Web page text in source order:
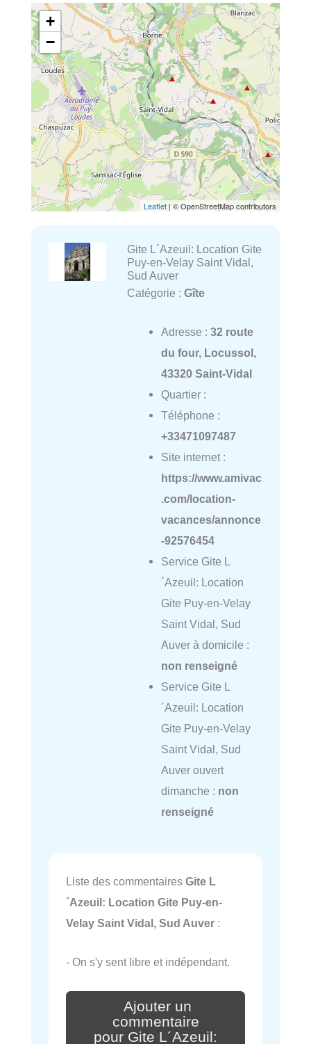
+
−
Leaflet | © OpenStreetMap contributors
Gite L´Azeuil: Location Gite
Puy-en-Velay Saint Vidal,
Sud Auver
Catégorie : Gîte
Adresse : 32 route
du four, Locussol,
43320 Saint-Vidal
Quartier :
Téléphone :
+33471097487
Site internet :
https://www.amivac
.com/location-
vacances/annonce
-92576454
Service Gite L
´Azeuil: Location
Gite Puy-en-Velay
Saint Vidal, Sud
Auver à domicile :
non renseigné
Service Gite L
´Azeuil: Location
Gite Puy-en-Velay
Saint Vidal, Sud
Auver ouvert
dimanche : non
renseigné
Liste des commentaires Gite L
´Azeuil: Location Gite Puy-en-
Velay Saint Vidal, Sud Auver :
- On s'y sent libre et indépendant.
Ajouter un
commentaire
pour Gite L´Azeuil: